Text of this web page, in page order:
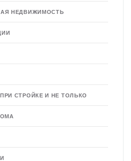
НЕДВИЖИМОСТЬ
СТРОЙКЕ И НЕ ТОЛЬКО